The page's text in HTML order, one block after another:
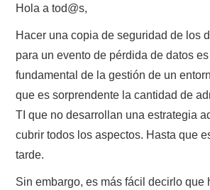
POLÍTICA DE PRIVACIDAD
Hola a tod@s,
Hacer una copia de seguridad de los
para un evento de pérdida de datos
fundamental de la gestión de un
que es sorprendente la cantidad de
TI que no desarrollan una estrategia
cubrir todos los aspectos. Hasta que
tarde.
Sin embargo, es más fácil decirlo que